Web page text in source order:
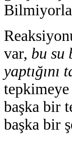
var, bu su
başka bir
başka bir